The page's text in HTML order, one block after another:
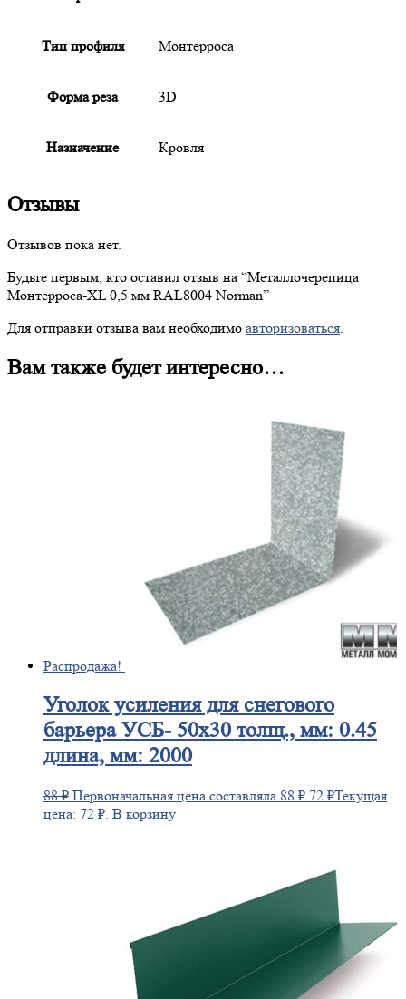
Тип профиля Монтерроса
Форма реза 3D
Назначение Кровля
Отзывы
Отзывов пока нет.
Будьте первым, кто оставил отзыв на “Металлочерепица
Монтерроса-XL 0,5 мм RAL8004 Norman”
Для отправки отзыва вам необходимо авторизоваться
Вам также будет интересно…
Распродажа!
Уголокусиления для снегового
барьера УСБ- 50х30 толщ., мм: 0.45
длина, мм: 2000
88₽ Первоначальная цена составляла 88 ₽.72 ₽Текущая
цена: 72 ₽. В корзину